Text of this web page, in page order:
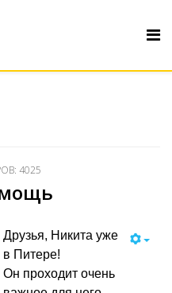
4025
Друзья, Никита уже
в Питере!
Он проходит очень